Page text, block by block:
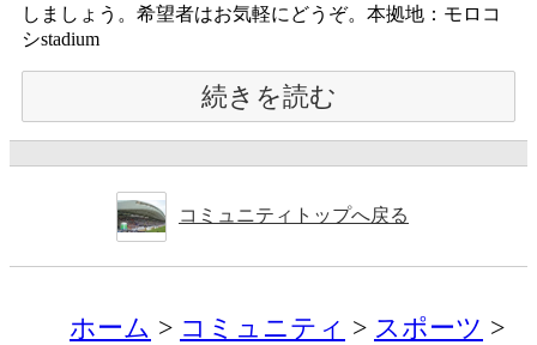
しましょう。希望者はお気軽にどうぞ。本拠地：モロコ
シstadium
続きを読む
コミュニティトップへ戻る
ホーム コミュニティ
スポーツ